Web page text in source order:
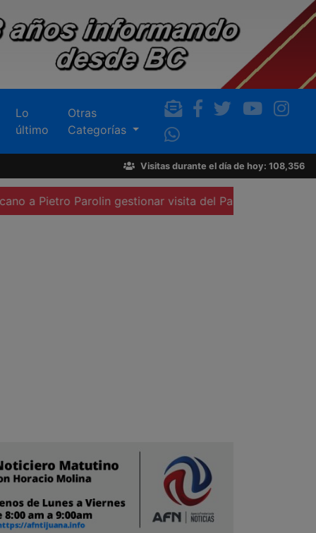
Lo
último
Otras
Categorías
Visitas durante el día de hoy: 108,356
gestionar visita del Papa al país